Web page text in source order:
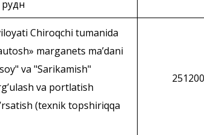
Chiroqchi tumanida
marganets maʼdani
va "Sarikamish"
va portlatish
(texnik topshiriqqa